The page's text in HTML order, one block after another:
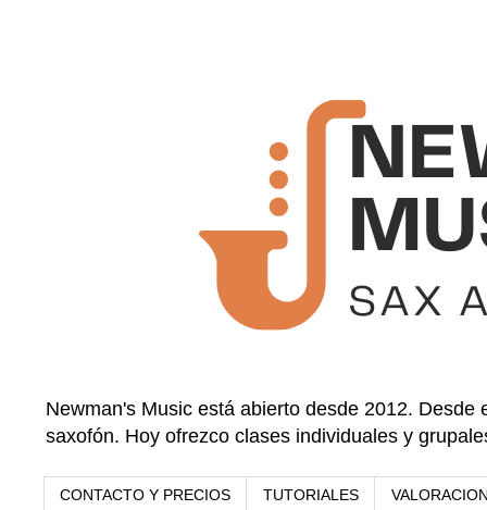
Newman's Music está abierto desde 2012.
saxofón. Hoy ofrezco clases individuales y
CONTACTO Y PRECIOS TUTORIALES